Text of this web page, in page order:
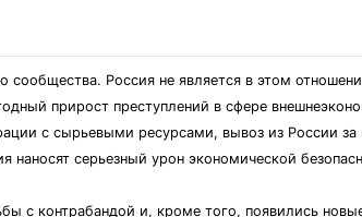
Россия не является в этом
прирост преступлений в сфере
с сырьевыми ресурсами, вывоз из России за
серьезный урон экономической
с контрабандой и, кроме того, появились